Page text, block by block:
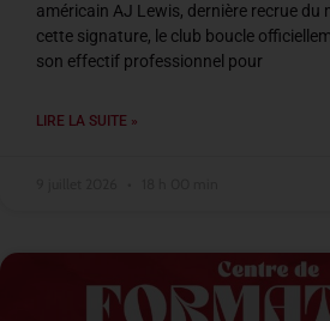
américain AJ Lewis, dernière recrue du
cette signature, le club boucle
son effectif professionnel pour
LIRE LA SUITE »